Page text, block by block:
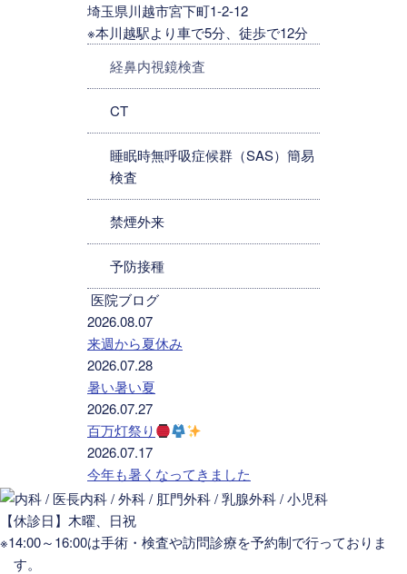
埼玉県川越市宮下町1-2-12
※本川越駅より車で5分、徒歩で12分
経鼻内視鏡検査
CT
睡眠時無呼吸症候群（SAS）簡易
検査
禁煙外来
予防接種
医院ブログ
2026.08.07
来週から夏休み
2026.07.28
暑い暑い夏
2026.07.27
百万灯祭り
2026.07.17
今年も暑くなってきました
【休診日】木曜、日祝
※14:00～16:00は手術・検査や訪問診療を予約制で行っておりま
す。